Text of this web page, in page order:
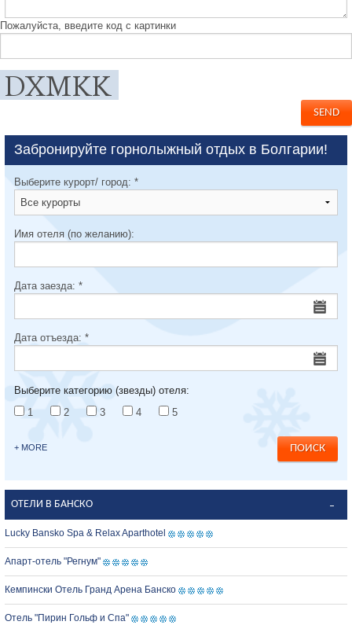
Пожалуйста, введите код с картинки
Забронируйте горнолыжный отдых в Болгарии!
Выберите курорт/ город: *
Имя отеля (по желанию):
Дата заезда: *
Дата отъезда: *
Выберите категорию (звезды) отеля:
1
2 3 4 5
+ MORE
ОТЕЛИ В БАНСКО
Lucky Bansko Spa & Relax Aparthotel
Апарт-отель "Регнум"
Кемпински Отель Гранд Арена Банско
Отель "Пирин Гольф и Спа"